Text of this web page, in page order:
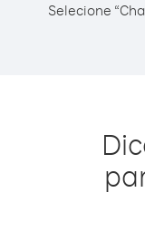
Selecione